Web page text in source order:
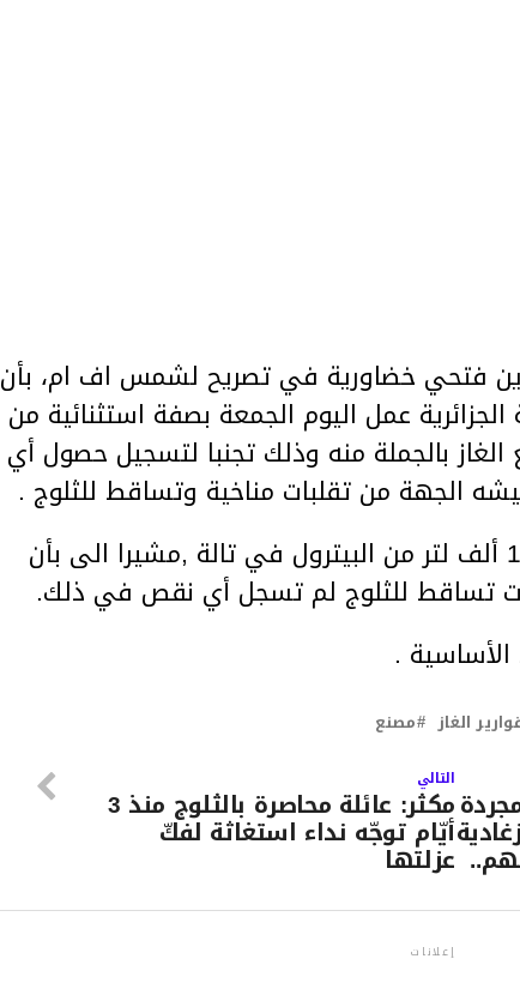
فتحي خضاورية في تصريح لشمس اف ام، بأن
عمل اليوم الجمعة بصفة استثنائية من
الغاز بالجملة منه وذلك تجنبا لتسجيل حصول أي
الجهة من تقلبات مناخية وتساقط للثلوج .
كما أشار خضاورية بأنه تم توفير 11 ألف لتر من البيترول في تالة ,مشيرا الى بأن
تساقط للثلوج لم تسجل أي نقص في ذلك.
.
الغاز مصنع
التالي
مكثر: عائلة محاصرة بالثلوج منذ 3
أيّام توجّه نداء استغاثة لفكّ
عزلتها
إعلانات